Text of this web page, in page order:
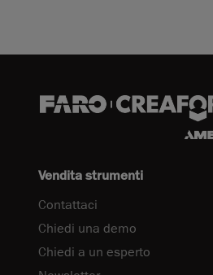
Vendita strumenti
Contattaci
Chiedi una demo
Chiedi a un esperto